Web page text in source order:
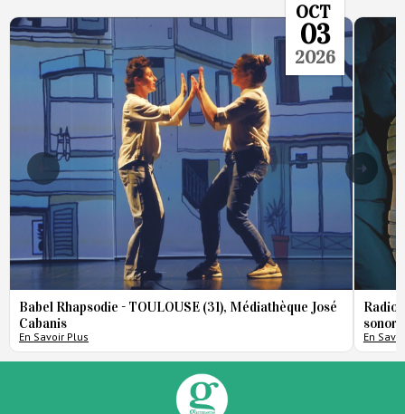
OCT
03
2026
Babel Rhapsodie - TOULOUSE (31), Médiathèque José
Cabanis
En Savoir Plus
Radio
En